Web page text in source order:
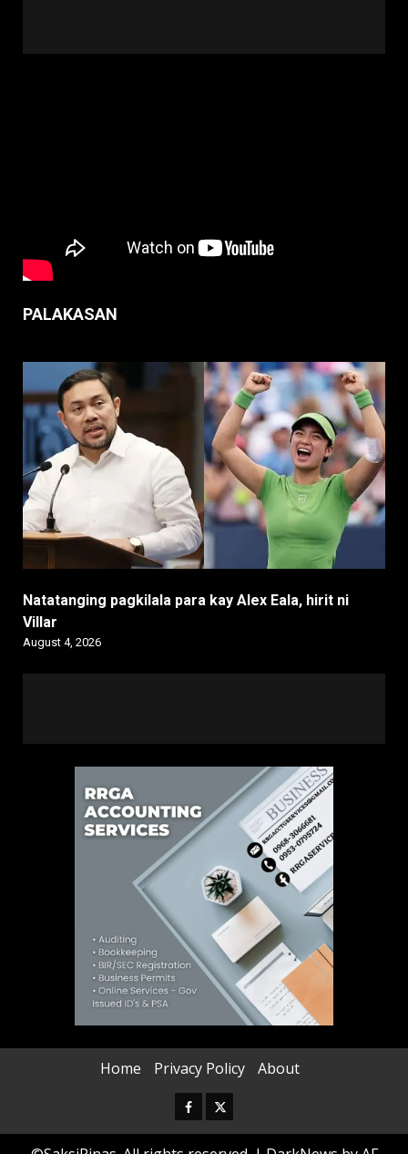
PALAKASAN
Natatanging pagkilala para kay Alex Eala, hirit ni
Villar
August 4, 2026
Home Privacy Policy About
Facebook
Twitter